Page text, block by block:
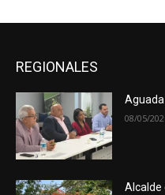
REGIONALES
08/05/
Alcalde